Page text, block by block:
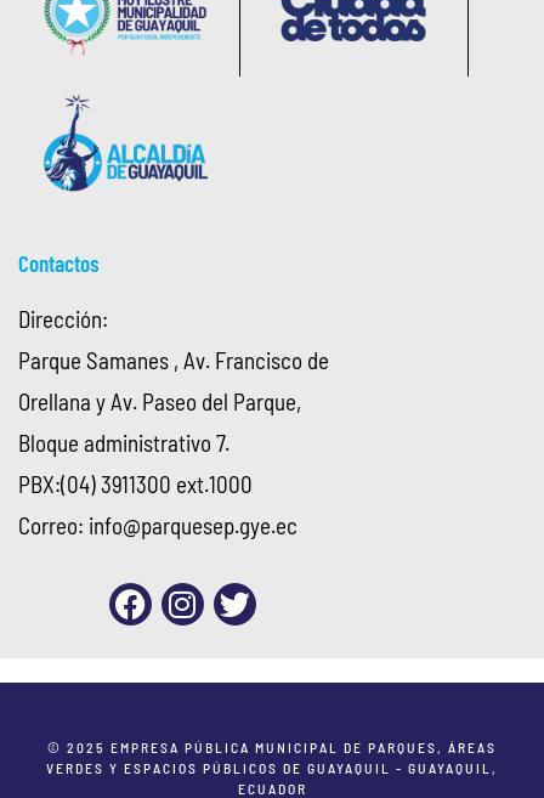
Contactos
Dirección:
Parque Samanes , Av. Francisco de
Orellana y Av. Paseo del Parque,
Bloque administrativo 7.
PBX:(04) 3911300 ext.1000
Correo: info@parquesep.gye.ec
© 2025 EMPRESA PÚBLICA MUNICIPAL DE PARQUES, ÁREAS
VERDES Y ESPACIOS PÚBLICOS DE GUAYAQUIL - GUAYAQUIL,
ECUADOR